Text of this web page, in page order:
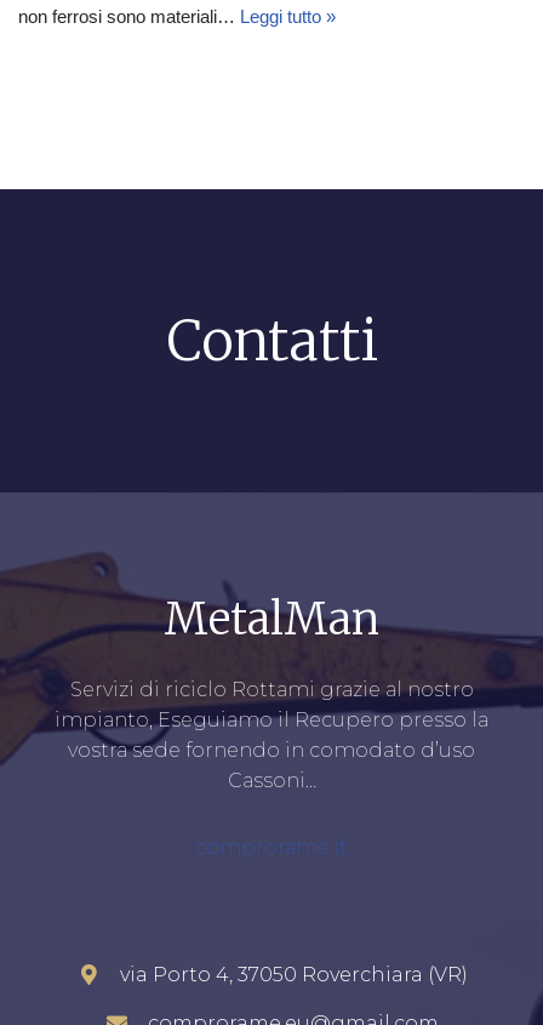
non ferrosi sono materiali… Leggi tutto »
Contatti
MetalMan
Servizi di riciclo Rottami grazie al nostro
impianto, Eseguiamo il Recupero presso la
vostra sede fornendo in comodato d’uso
Cassoni…
comprorame.it
via Porto 4, 37050 Roverchiara (VR)